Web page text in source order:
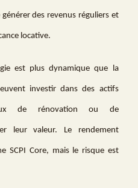
des revenus réguliers et
locative.
est plus dynamique que la
investir dans des actifs
de rénovation ou de
leur valeur. Le rendement
SCPI Core, mais le risque est